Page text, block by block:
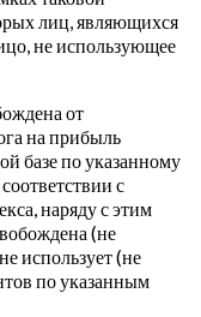
лиц, являющихся
не использующее
от
на прибыль
базе по указанному
с
наряду с этим
(не
использует (не
по указанным